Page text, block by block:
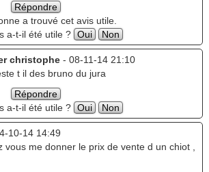
Répondre
a trouvé cet avis utile.
a-t-il été utile ? Oui Non
christophe- 08-11-14 21:10
t il des bruno du jura
Répondre
a-t-il été utile ? Oui Non
10-14 14:49
vous me donner le prix de vente d un chiot ,